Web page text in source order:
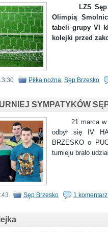
LZS Sęp
Olimpią
tabeli grupy VI
kolejki przed
Piłka nożna Sęp Brzesko
SYMPATYKÓW
21 marca w
odbył się IV
BRZESKO o
turnieju brało
Sęp Brzesko 1 komentarz